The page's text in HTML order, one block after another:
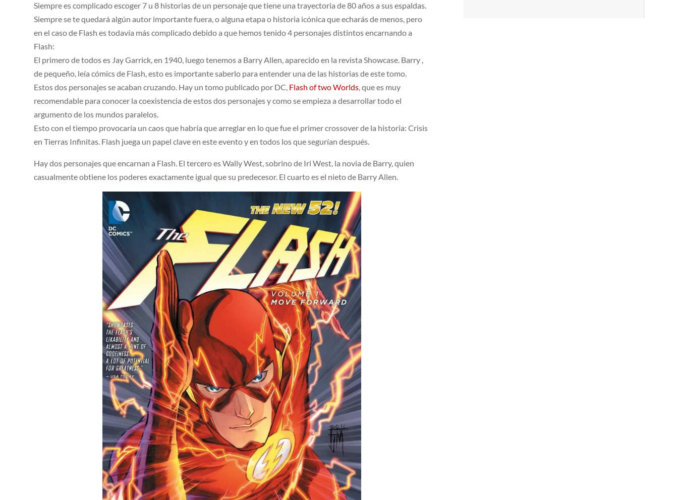
Siempre es complicado escoger 7 u 8 historias de un personaje que tiene una trayectoria de 80 años a sus espaldas.
Siempre se te quedará algún autor importante fuera, o alguna etapa o historia icónica que echarás de menos, pero
en el caso de Flash es todavía más complicado debido a que hemos tenido 4 personajes distintos encarnando a
Flash:
El primero de todos es Jay Garrick, en 1940, luego tenemos a Barry Allen, aparecido en la revista Showcase. Barry ,
de pequeño, leía cómics de Flash, esto es importante saberlo para entender una de las historias de este tomo.
Estos dos personajes se acaban cruzando. Hay un tomo publicado por DC, Flash of two Worlds, que es muy
recomendable para conocer la coexistencia de estos dos personajes y como se empieza a desarrollar todo el
argumento de los mundos paralelos.
Esto con el tiempo provocaría un caos que habría que arreglar en lo que fue el primer crossover de la historia: Crisis
en Tierras Infinitas. Flash juega un papel clave en este evento y en todos los que segurían después.
Hay dos personajes que encarnan a Flash. El tercero es Wally West, sobrino de Iri West, la novia de Barry, quien
casualmente obtiene los poderes exactamente igual que su predecesor. El cuarto es el nieto de Barry Allen.